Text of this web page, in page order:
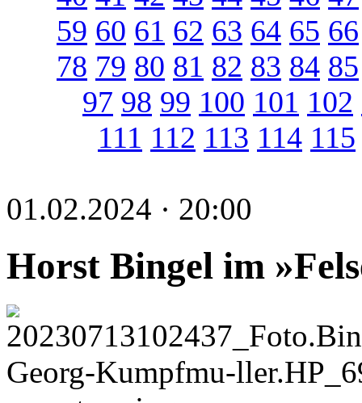
59 60 61 62 63 64 65 66
78 79 80 81 82 83 84 85
97 98 99 100 101 102
111 112 113 114 115
01.02.2024 · 20:00
Horst Bingel im